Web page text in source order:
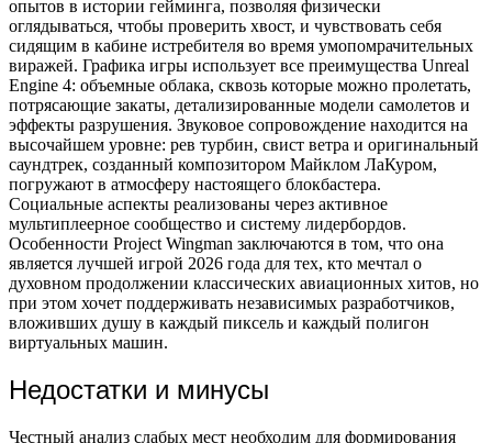
опытов в истории гейминга, позволяя физически
оглядываться, чтобы проверить хвост, и чувствовать себя
сидящим в кабине истребителя во время умопомрачительных
виражей. Графика игры использует все преимущества Unreal
Engine 4: объемные облака, сквозь которые можно пролетать,
потрясающие закаты, детализированные модели самолетов и
эффекты разрушения. Звуковое сопровождение находится на
высочайшем уровне: рев турбин, свист ветра и оригинальный
саундтрек, созданный композитором Майклом ЛаКуром,
погружают в атмосферу настоящего блокбастера.
Социальные аспекты реализованы через активное
мультиплеерное сообщество и систему лидербордов.
Особенности Project Wingman заключаются в том, что она
является лучшей игрой 2026 года для тех, кто мечтал о
духовном продолжении классических авиационных хитов, но
при этом хочет поддерживать независимых разработчиков,
вложивших душу в каждый пиксель и каждый полигон
виртуальных машин.
Недостатки и минусы
Честный анализ слабых мест необходим для формирования